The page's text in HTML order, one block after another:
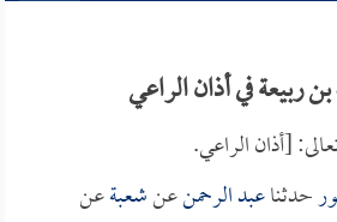
في أذان الراعي
[أذان الراعي.
حدثناعبد الرحمنعنشعبةعن